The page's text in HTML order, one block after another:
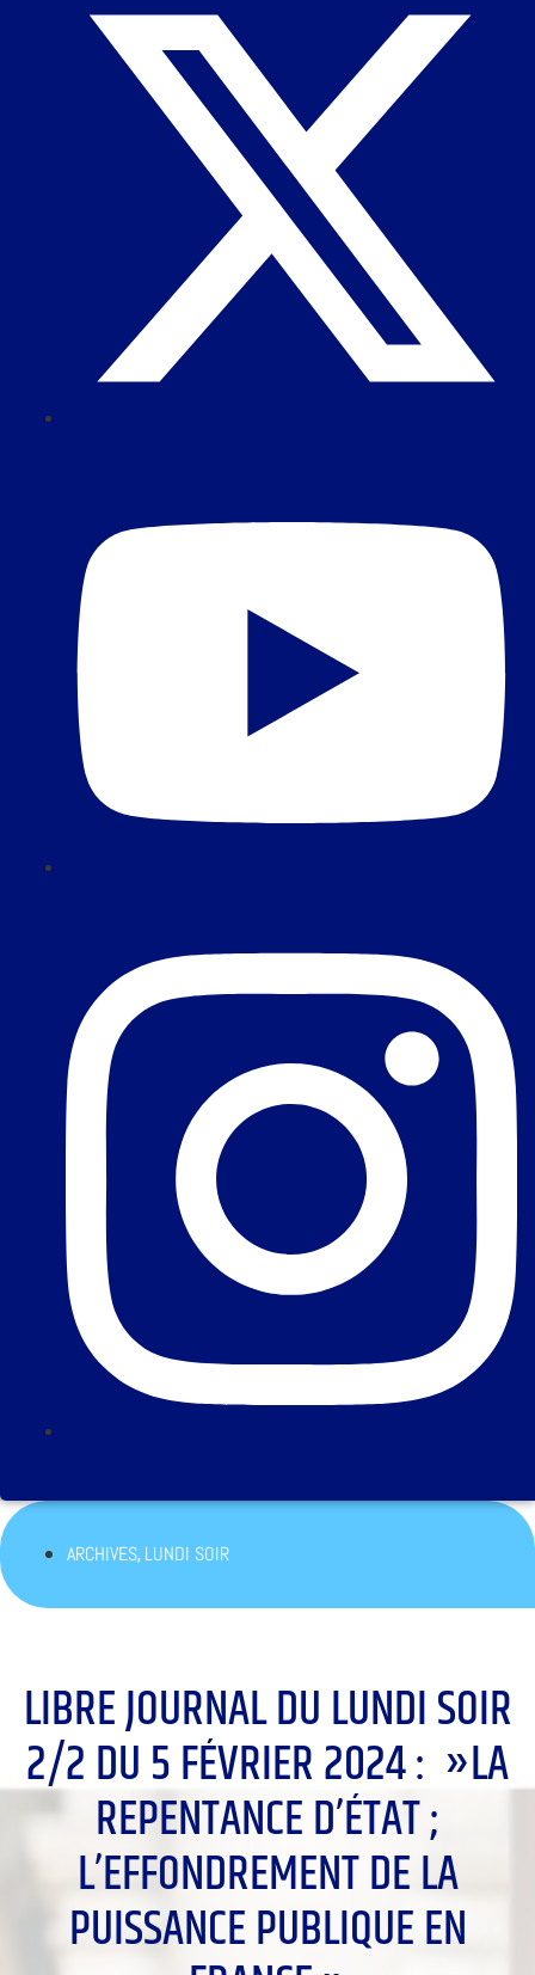
ARCHIVES,LUNDI SOIR
LIBRE JOURNAL DU LUNDI SOIR
2/2 DU 5 FÉVRIER 2024 : »LA
REPENTANCE D’ÉTAT ;
L’EFFONDREMENT DE LA
PUISSANCE PUBLIQUE EN